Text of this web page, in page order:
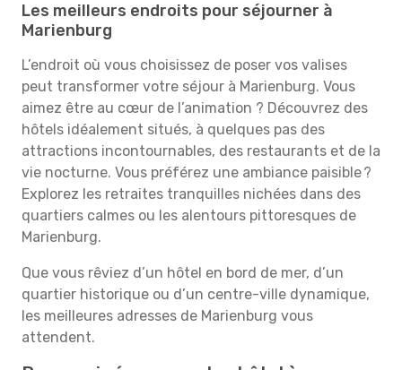
Les meilleurs endroits pour séjourner à
Marienburg
L’endroit où vous choisissez de poser vos valises
peut transformer votre séjour à Marienburg. Vous
aimez être au cœur de l’animation ? Découvrez des
hôtels idéalement situés, à quelques pas des
attractions incontournables, des restaurants et de la
vie nocturne. Vous préférez une ambiance paisible ?
Explorez les retraites tranquilles nichées dans des
quartiers calmes ou les alentours pittoresques de
Marienburg.
Que vous rêviez d’un hôtel en bord de mer, d’un
quartier historique ou d’un centre-ville dynamique,
les meilleures adresses de Marienburg vous
attendent.